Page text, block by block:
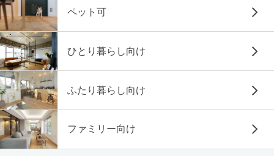
ペット可
ひとり暮らし向け
ふたり暮らし向け
ファミリー向け